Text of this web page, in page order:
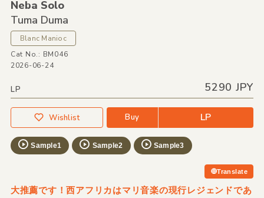
Neba Solo
Tuma Duma
Blanc Manioc
Cat No.: BM046
2026-06-24
LP 5290 JPY
Wishlist Buy LP
Sample1 Sample2 Sample3
Translate
大推薦です！西アフリカはマリ音楽の現行レジェンドであ